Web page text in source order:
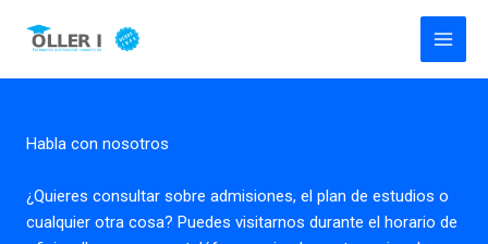
Habla con nosotros
¿Quieres consultar sobre admisiones, el plan de estudios o
cualquier otra cosa? Puedes visitarnos durante el horario de